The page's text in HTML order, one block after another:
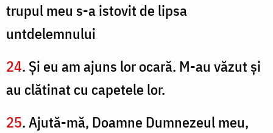
trupul meu s-a istovit de lipsa
untdelemnului
24. Şi eu am ajuns lor ocară. M-au văzut şi
au clătinat cu capetele lor.
25. Ajută-mă, Doamne Dumnezeul meu,